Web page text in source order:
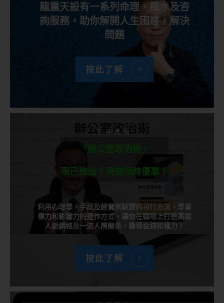
龍震天設有一系列命理，風水及咨
詢服務，助你解開人生困惑，解決
問題
按此了解
千呼萬喚
「辦公室政治術」
現已推出！現做限時優惠！
利用心理學，手段及經實例驗證的可行方法，學習
權力和影響力的運作方式，讓你在職場上打造高端
人脈網絡及一流人際關係，獲得金錢和權力！
按此了解